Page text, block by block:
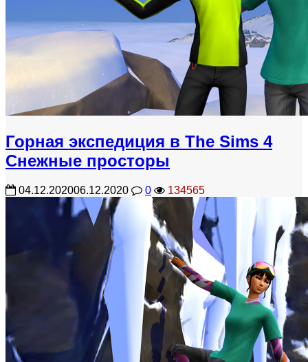
Горная экспедиция в The Sims 4
Снежные просторы
04.12.202006.12.2020 0 134565